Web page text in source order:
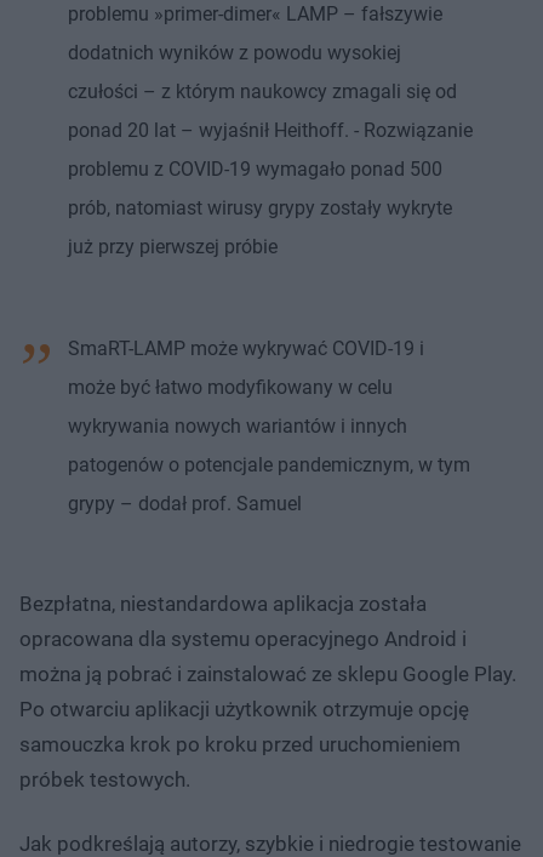
problemu »primer-dimer« LAMP – fałszywie
dodatnich wyników z powodu wysokiej
czułości – z którym naukowcy zmagali się od
ponad 20 lat – wyjaśnił Heithoff. - Rozwiązanie
problemu z COVID-19 wymagało ponad 500
prób, natomiast wirusy grypy zostały wykryte
już przy pierwszej próbie
SmaRT-LAMP może wykrywać COVID-19 i
może być łatwo modyfikowany w celu
wykrywania nowych wariantów i innych
patogenów o potencjale pandemicznym, w tym
grypy – dodał prof. Samuel
Bezpłatna, niestandardowa aplikacja została
opracowana dla systemu operacyjnego Android i
można ją pobrać i zainstalować ze sklepu Google Play.
Po otwarciu aplikacji użytkownik otrzymuje opcję
samouczka krok po kroku przed uruchomieniem
próbek testowych.
Jak podkreślają autorzy, szybkie i niedrogie testowanie